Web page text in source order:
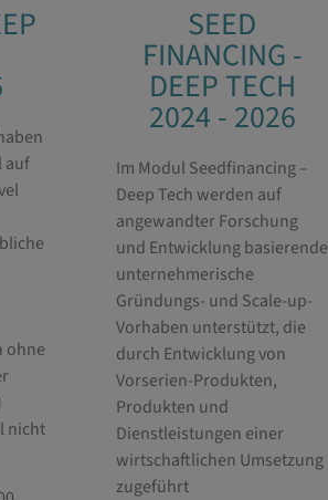
auf
ohne
nicht
SEED
FINANCING -
DEEP TECH
2024 - 2026
Im ModulSeedfinancing –
Deep Techwerden auf
angewandter Forschung
und Entwicklung basierende
unternehmerische
Gründungs- und Scale-up-
Vorhaben unterstützt, die
durch Entwicklung von
Vorserien-Produkten,
Produkten und
Dienstleistungen einer
wirtschaftlichen Umsetzung
zugeführt